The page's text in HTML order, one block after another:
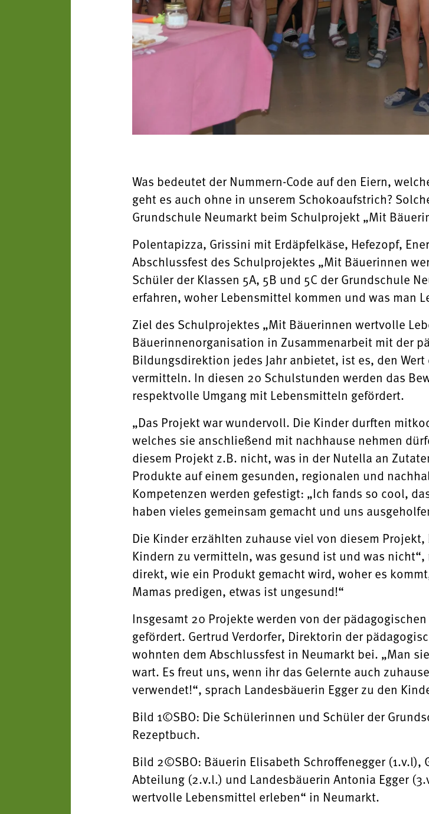
Was bedeutet der Nummern-Code auf den Eiern,
geht es auch ohne in unserem Schokoaufstrich?
Grundschule Neumarkt beim Schulprojekt „Mit
Polentapizza, Grissini mit Erdäpfelkäse, Hefezopf,
Abschlussfest des Schulprojektes „Mit Bäuerinnen
Schüler der Klassen 5A, 5B und 5C der Grundschule
erfahren, woher Lebensmittel kommen und was man
Ziel des Schulprojektes „Mit Bäuerinnen wertvolle
Bäuerinnenorganisation in Zusammenarbeit mit der
Bildungsdirektion jedes Jahr anbietet, ist es, den
vermitteln. In diesen 20 Schulstunden werden das
respektvolle Umgang mit Lebensmitteln gefördert.
„Das Projekt war wundervoll. Die Kinder durften
welches sie anschließend mit nachhause nehmen
diesem Projekt z.B. nicht, was in der Nutella an
Produkte auf einem gesunden, regionalen und
Kompetenzen werden gefestigt: „Ich fands so cool,
haben vieles gemeinsam gemacht und uns
Die Kinder erzählten zuhause viel von diesem
Kindern zu vermitteln, was gesund ist und was
direkt, wie ein Produkt gemacht wird, woher es
Mamas predigen, etwas ist ungesund!“
Insgesamt 20 Projekte werden von der
gefördert. Gertrud Verdorfer, Direktorin der
wohnten dem Abschlussfest in Neumarkt bei. „Man
wart. Es freut uns, wenn ihr das Gelernte auch
verwendet!“, sprach Landesbäuerin Egger zu den
Bild 1©SBO: Die Schülerinnen und Schüler der
Rezeptbuch.
Bild 2©SBO: Bäuerin Elisabeth Schroffenegger
Abteilung (2.v.l.) und Landesbäuerin Antonia Egger
wertvolle Lebensmittel erleben“ in Neumarkt.